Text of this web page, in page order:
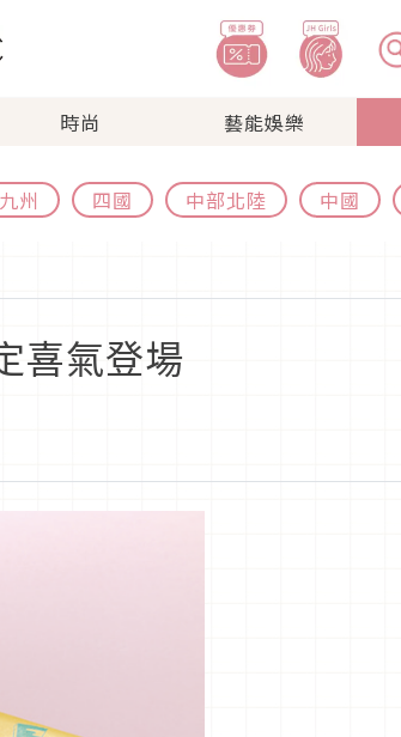
時尚 藝能娛樂
九州 四國 中部北陸 中國
喜氣登場